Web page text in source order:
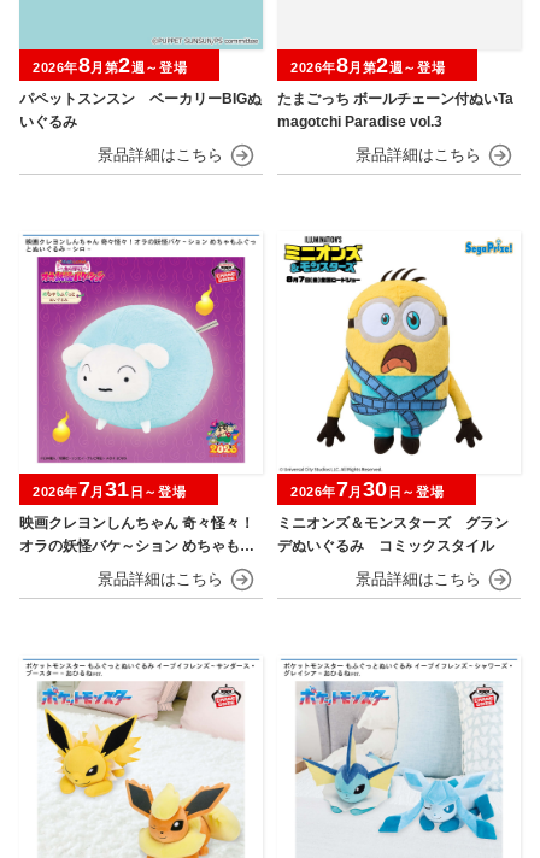
パペットスンスン ベーカリーBIGぬ
いぐるみ
2026年8月第2週～登場
たまごっち ボールチェーン付ぬいTa
magotchi Paradise vol.3
2026年8月第2週～登場
映画クレヨンしんちゃん 奇々怪々！
オラの妖怪バケ～ション めちゃもふ
ぐっとぬいぐるみ シロ
2026年7月 31 日～登場
ミニオンズ＆モンスターズ グラン
デぬいぐるみ コミックスタイル
2026年7月 30 日～登場